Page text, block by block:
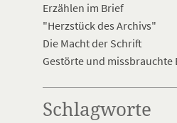
Erzählen im Brief
"Herzstück des Archivs"
Die Macht der Schrift
Gestörte und
Schlagworte